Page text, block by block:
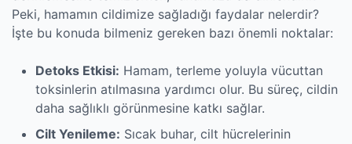
Peki, hamamın cildimize sağladığı faydalar nelerdir?
İşte bu konuda bilmeniz gereken bazı önemli noktalar:
Detoks Etkisi: Hamam, terleme yoluyla vücuttan
toksinlerin atılmasına yardımcı olur. Bu süreç, cildin
daha sağlıklı görünmesine katkı sağlar.
Cilt Yenileme: Sıcak buhar, cilt hücrelerinin